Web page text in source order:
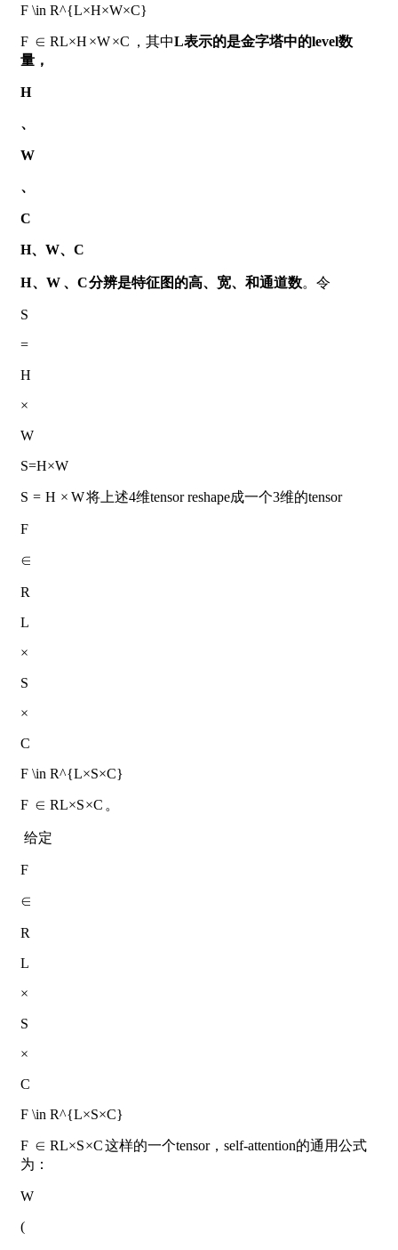
F \in R^{L×H×W×C}
F ∈ RL×H ×W ×C ，其中L表示的是金字塔中的level数
量，
H
、
W
、
C
H、W、C
H、W 、 C分辨是特征图的高、宽、和通道数。令
S
=
H
×
W
S=H×W
S = H × W将上述4维tensor reshape成一个3维的tensor
F
∈
R
L
×
S
×
C
F \in R^{L×S×C}
F ∈ RL×S×C 。
​ 给定
F
∈
R
L
×
S
×
C
F \in R^{L×S×C}
F ∈ RL×S×C这样的一个tensor，self-attention的通用公式
为：
W
(